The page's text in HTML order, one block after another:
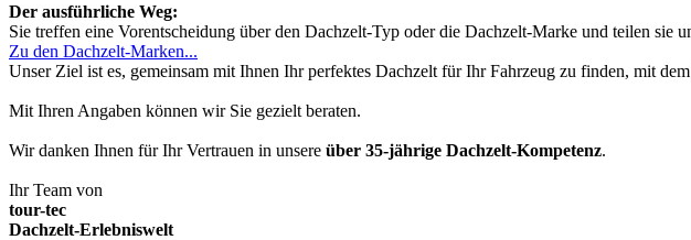
Der ausführliche Weg:
Sie treffen eine Vorentscheidung über den Dachzelt-Typ oder die Dachzelt-Marke und teilen sie
Zu den Dachzelt-Marken...
Unser Ziel ist es, gemeinsam mit Ihnen Ihr perfektes Dachzelt für Ihr Fahrzeug zu finden, mit
Mit Ihren Angaben können wir Sie gezielt beraten.
Wir danken Ihnen für Ihr Vertrauen in unsere über 35-jährige Dachzelt-Kompetenz.
Ihr Team von
tour-tec
Dachzelt-Erlebniswelt